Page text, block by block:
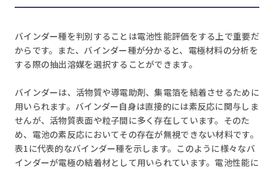
バインダー種を判別することは電池性能評価をする上で重要だ
からです。また、バインダー種が分かると、電極材料の分析を
する際の抽出溶媒を選択することができます。
バインダーは、活物質や導電助剤、集電箔を結着させるために
用いられます。バインダー自身は直接的には素反応に関与しま
せんが、活物質表面や粒子間に多く存在しています。そのた
め、電池の素反応においてその存在が無視できない材料です。
表1に代表的なバインダー種を示します。このように様々なバ
インダーが電極の結着材として用いられています。電池性能に